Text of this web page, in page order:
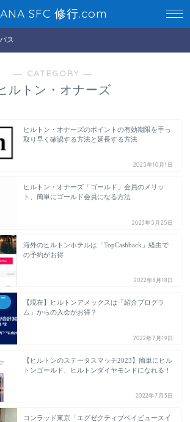
ANA SFC 修行.com
ス
― CATEGORY ―
ルトン・オナーズ
ヒルトン・オナーズのポイントの有効期限を手っ
取り早く確認する方法と延長する方法
2025年10月1日
ヒルトン・オナーズ「ゴールド」会員のメリッ
ト、簡単にゴールド会員になる方法
2023年5月25日
海外のヒルトンホテルは「TopCashback」経由で
の予約がお得
2022年8月18日
ー
【現在】ヒルトンアメックスは「紹介プログラ
ム」からの入会がお得？
2022年7月19日
【ヒルトンのステータスマッチ2023】簡単にヒル
トンゴールド、ヒルトンダイヤモンドになれる！
2022年7月3日
コンラッド東京「エグゼクティブベイビュースイ